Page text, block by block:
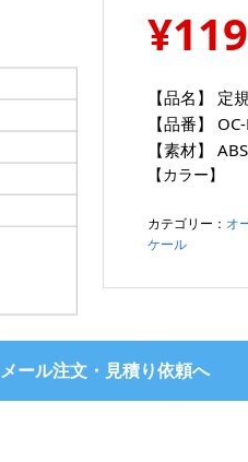
【品名】
定
【品番】
【素材】
ABS
【カラー】
カテゴリー： オ
ケール
メール注文・見積り依頼へ